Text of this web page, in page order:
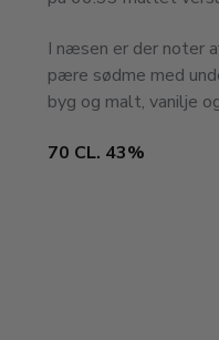
I næsen er der noter
pære sødme med
byg og malt, vanilje
70 CL. 43%